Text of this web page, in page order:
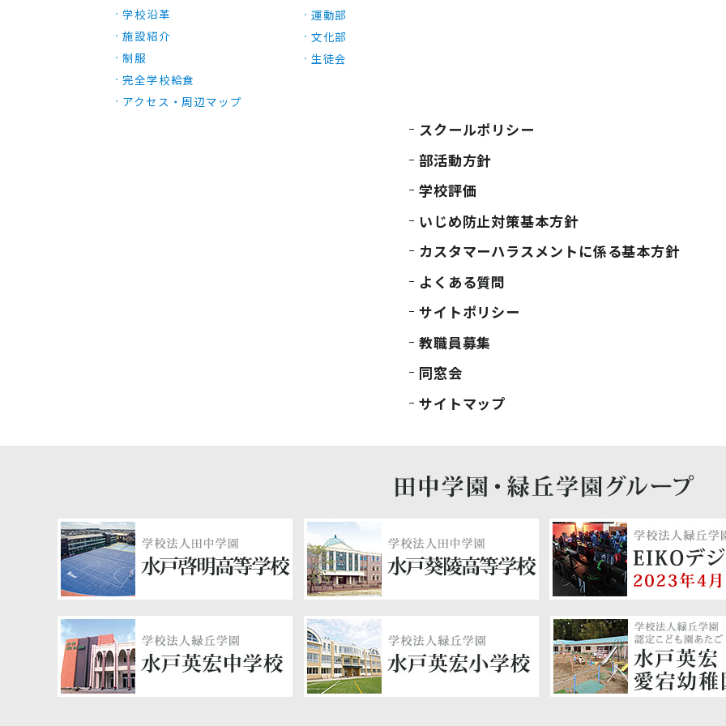
学校沿革
施設紹介
制服
完全学校給食
アクセス・周辺マップ
運動部
文化部
生徒会
スクールポリシー
部活動方針
学校評価
いじめ防止対策基本方針
カスタマーハラスメントに係る基本方針
よくある質問
サイトポリシー
教職員募集
同窓会
サイトマップ